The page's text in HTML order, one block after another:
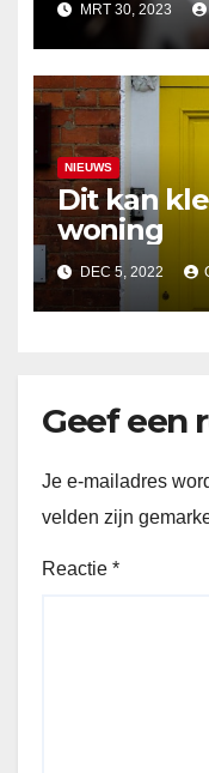
MRT 30, 2023
NIEUWS
Dit kan
woning
DEC 5, 2022
Geef een
Je e-mailadres
velden zijn
Reactie *